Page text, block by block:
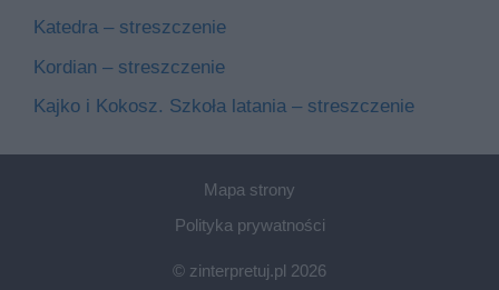
Katedra – streszczenie
Kordian – streszczenie
Kajko i Kokosz. Szkoła latania – streszczenie
Mapa strony
Polityka prywatności
© zinterpretuj.pl 2026